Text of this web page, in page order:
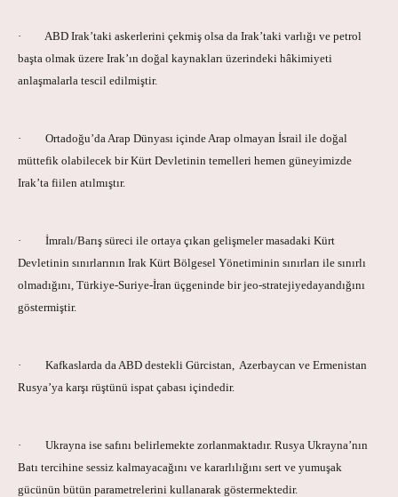
· ABD Irak’taki askerlerini çekmiş olsa da Irak’taki varlığı ve petrol
başta olmak üzere Irak’ın doğal kaynakları üzerindeki hâkimiyeti
anlaşmalarla tescil edilmiştir.
· Ortadoğu’da Arap Dünyası içinde Arap olmayan İsrail ile doğal
müttefik olabilecek bir Kürt Devletinin temelleri hemen güneyimizde
Irak’ta fiilen atılmıştır.
· İmralı/Barış süreci ile ortaya çıkan gelişmeler masadaki Kürt
Devletinin sınırlarının Irak Kürt Bölgesel Yönetiminin sınırları ile sınırlı
olmadığını, Türkiye-Suriye-İran üçgeninde bir jeo-stratejiyedayandığını
göstermiştir.
· Kafkaslarda da ABD destekli Gürcistan, Azerbaycan ve Ermenistan
Rusya’ya karşı rüştünü ispat çabası içindedir.
· Ukrayna ise safını belirlemekte zorlanmaktadır. Rusya Ukrayna’nın
Batı tercihine sessiz kalmayacağını ve kararlılığını sert ve yumuşak
gücünün bütün parametrelerini kullanarak göstermektedir.